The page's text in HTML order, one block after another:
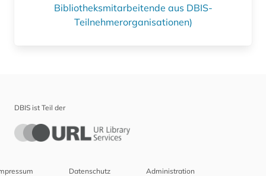
Bibliotheksmitarbeitende aus DBIS-
Teilnehmerorganisationen)
DBIS ist Teil der
Datenschutz Administration